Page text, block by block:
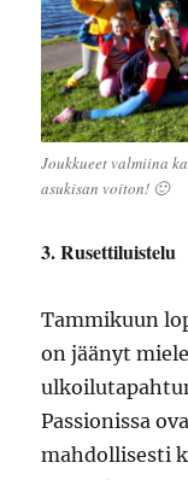
Joukkueet valmiina
asukisan voiton! 🙂
3. Rusettiluistelu
Tammikuun
on jäänyt
Passionissa
mahdollisesti